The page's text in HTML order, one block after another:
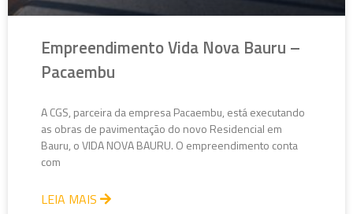
Empreendimento Vida Nova Bauru –
Pacaembu
A CGS, parceira da empresa Pacaembu, está executando
as obras de pavimentação do novo Residencial em
Bauru, o VIDA NOVA BAURU. O empreendimento conta
com
LEIA MAIS